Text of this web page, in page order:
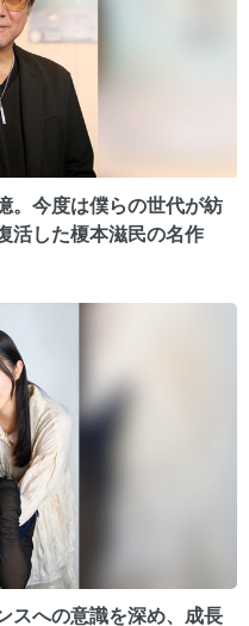
。今度は僕らの世代が紡
した榎本滋民の名作
スへの意識を深め、成長